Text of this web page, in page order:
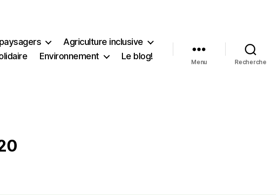
Agriculture inclusive
Environnement Le blog!
Menu Recherche